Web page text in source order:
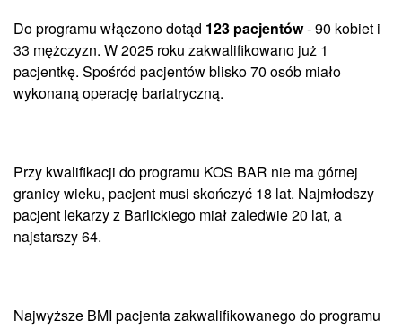
Do programu włączono dotąd 123 pacjentów- 90 kobiet i
33 mężczyzn. W 2025 roku zakwalifikowano już 1
pacjentkę. Spośród pacjentów blisko 70 osób miało
wykonaną operację bariatryczną.
Przy kwalifikacji do programu KOS BAR nie ma górnej
granicy wieku, pacjent musi skończyć 18 lat. Najmłodszy
pacjent lekarzy z Barlickiego miał zaledwie 20 lat, a
najstarszy 64.
Najwyższe BMI pacjenta zakwalifikowanego do programu